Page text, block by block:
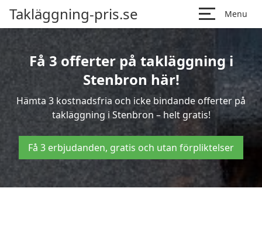
Takläggning-pris.se Menu
Få 3 offerter på takläggning i
Stenbron här!
Hämta 3 kostnadsfria och icke bindande offerter på
takläggning i Stenbron – helt gratis!
Få 3 erbjudanden, gratis och utan förpliktelser